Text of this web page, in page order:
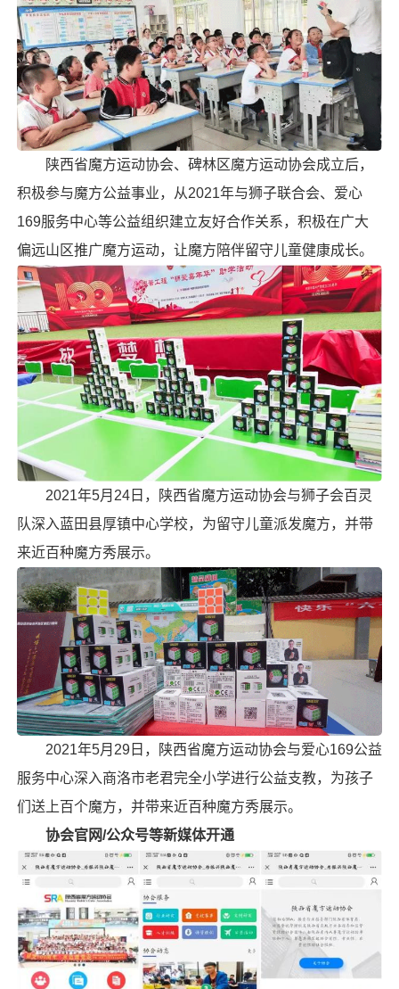
陕西省魔方运动协会、碑林区魔方运动协会成立后，
积极参与魔方公益事业，从2021年与狮子联合会、爱心
169服务中心等公益组织建立友好合作关系，积极在广大
偏远山区推广魔方运动，让魔方陪伴留守儿童健康成长。
2021年5月24日，陕西省魔方运动协会与狮子会百灵
队深入蓝田县厚镇中心学校，为留守儿童派发魔方，并带
来近百种魔方秀展示。
2021年5月29日，陕西省魔方运动协会与爱心169公益
服务中心深入商洛市老君完全小学进行公益支教，为孩子
们送上百个魔方，并带来近百种魔方秀展示。
协会官网/公众号等新媒体开通